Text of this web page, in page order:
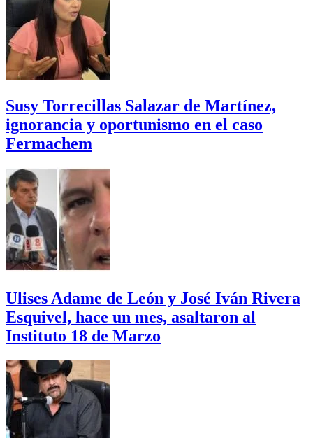
Susy Torrecillas Salazar de Martínez,
ignorancia y oportunismo en el caso
Fermachem
Ulises Adame de León y José Iván Rivera
Esquivel, hace un mes, asaltaron al
Instituto 18 de Marzo